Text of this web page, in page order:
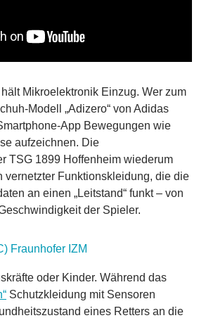
Mikroelektronik Einzug. Wer zum
Modell „Adizero“ von Adidas
App Bewegungen wie
aufzeichnen. Die
TSG 1899 Hoffenheim wiederum
vernetzter Funktionskleidung, die die
an einen „Leitstand“ funkt – von
der Spieler.
oder Kinder. Während das
Schutzkleidung mit Sensoren
eines Retters an die